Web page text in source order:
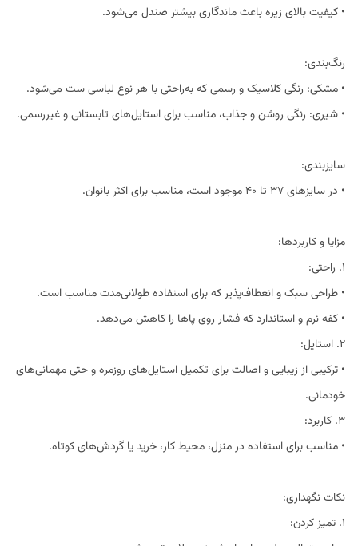
• کیفیت بالای زیره باعث ماندگاری بیشتر صندل می‌شود.
رنگ‌بندی:
• مشکی: رنگی کلاسیک و رسمی که به‌راحتی با هر نوع لباسی ست می‌شود.
• شیری: رنگی روشن و جذاب، مناسب برای استایل‌های تابستانی و غیررسمی.
سایزبندی:
• در سایزهای ۳۷ تا ۴۰ موجود است، مناسب برای اکثر بانوان.
مزایا و کاربردها:
1. راحتی:
• طراحی سبک و انعطاف‌پذیر که برای استفاده طولانی‌مدت مناسب است.
• کفه نرم و استاندارد که فشار روی پاها را کاهش می‌دهد.
2. استایل:
• ترکیبی از زیبایی و اصالت برای تکمیل استایل‌های روزمره و حتی مهمانی‌های
خودمانی.
3. کاربرد:
• مناسب برای استفاده در منزل، محیط کار، خرید یا گردش‌های کوتاه.
نکات نگهداری:
1. تمیز کردن: